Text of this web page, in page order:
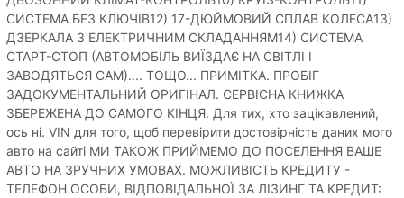
СИСТЕМА БЕЗ КЛЮЧІВ12) 17-ДЮЙМОВИЙ СПЛАВ КОЛЕСА13)
ДЗЕРКАЛА З ЕЛЕКТРИЧНИМ СКЛАДАННЯМ14) СИСТЕМА
СТАРТ-СТОП (АВТОМОБІЛЬ ВИЇЗДАЄ НА СВІТЛІ І
ЗАВОДЯТЬСЯ САМ).... ТОЩО... ПРИМІТКА. ПРОБІГ
ЗАДОКУМЕНТАЛЬНИЙ ОРИГІНАЛ. СЕРВІСНА КНИЖКА
ЗБЕРЕЖЕНА ДО САМОГО КІНЦЯ. Для тих, хто зацікавлений,
ось ні. VIN для того, щоб перевірити достовірність даних мого
авто на сайті МИ ТАКОЖ ПРИЙМЕМО ДО ПОСЕЛЕННЯ ВАШЕ
АВТО НА ЗРУЧНИХ УМОВАХ. МОЖЛИВІСТЬ КРЕДИТУ -
ТЕЛЕФОН ОСОБИ, ВІДПОВІДАЛЬНОЇ ЗА ЛІЗИНГ ТА КРЕДИТ: